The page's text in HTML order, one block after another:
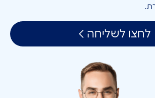
לחצו לשליחה